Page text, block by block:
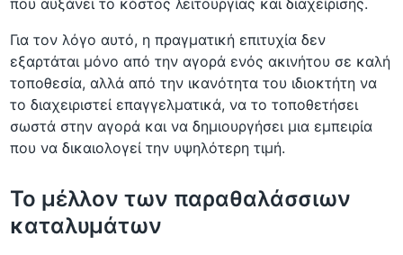
Για τον λόγο αυτό, η πραγματική επιτυχία δεν
εξαρτάται μόνο από την αγορά ενός ακινήτου σε καλή
τοποθεσία, αλλά από την ικανότητα του ιδιοκτήτη να
το διαχειριστεί επαγγελματικά, να το τοποθετήσει
σωστά στην αγορά και να δημιουργήσει μια εμπειρία
που να δικαιολογεί την υψηλότερη τιμή.
Το μέλλον των παραθαλάσσιων
καταλυμάτων